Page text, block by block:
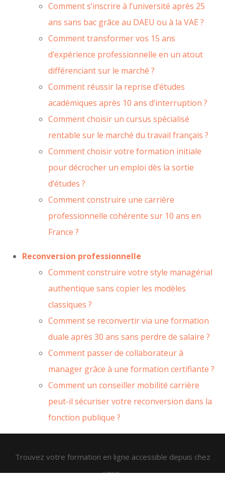
Comment s’inscrire à l’université après 25
ans sans bac grâce au DAEU ou à la VAE ?
Comment transformer vos 15 ans
d’expérience professionnelle en un atout
différenciant sur le marché ?
Comment réussir la reprise d’études
académiques après 10 ans d’interruption ?
Comment choisir un cursus spécialisé
rentable sur le marché du travail français ?
Comment choisir votre formation initiale
pour décrocher un emploi dès la sortie
d’études ?
Comment construire une carrière
professionnelle cohérente sur 10 ans en
France ?
Reconversion professionnelle
Comment construire votre style managérial
authentique sans copier les modèles
classiques ?
Comment se reconvertir via une formation
duale après 30 ans sans perdre de salaire ?
Comment passer de collaborateur à
manager grâce à une formation certifiante ?
Comment un conseiller mobilité carrière
peut-il sécuriser votre reconversion dans la
fonction publique ?
Trouvez votre formation en ligne accessible depuis chez
vous.